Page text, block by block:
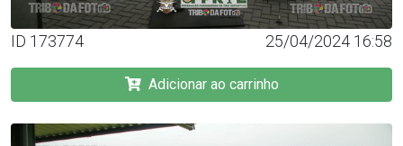
ID 173774 25/04/2024 16:58
Adicionar ao carrinho